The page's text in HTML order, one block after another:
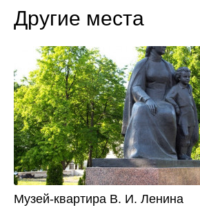
Другие места
Музей-квартира В. И. Ленина